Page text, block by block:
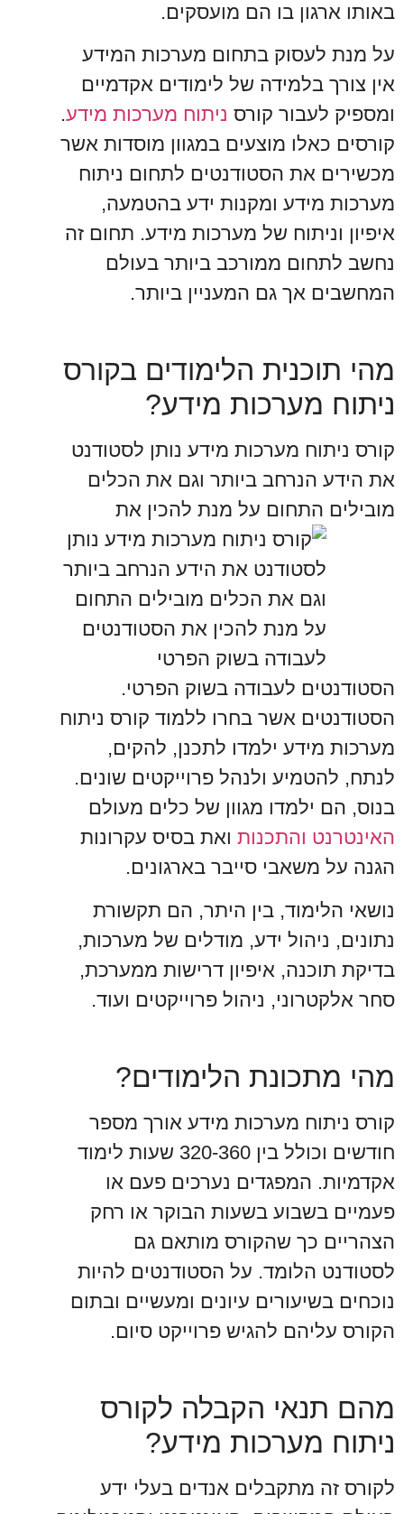
באותו ארגון בו הם מועסקים.
על מנת לעסוק בתחום מערכות המידע
אין צורך בלמידה של לימודים אקדמיים
ומספיק לעבור קורס ניתוח מערכות מידע.
קורסים כאלו מוצעים במגוון מוסדות אשר
מכשירים את הסטודנטים לתחום ניתוח
מערכות מידע ומקנות ידע בהטמעה,
איפיון וניתוח של מערכות מידע. תחום זה
נחשב לתחום ממורכב ביותר בעולם
המחשבים אך גם המעניין ביותר.
מהי תוכנית הלימודים בקורס
ניתוח מערכות מידע?
קורס ניתוח מערכות מידע נותן לסטודנט
את הידע הנרחב ביותר וגם את הכלים
מובילים התחום על מנת להכין את
הסטודנטים לעבודה בשוק הפרטי.
הסטודנטים אשר בחרו ללמוד קורס ניתוח
מערכות מידע ילמדו לתכנן, להקים,
לנתח, להטמיע ולנהל פרוייקטים שונים.
בנוס, הם ילמדו מגוון של כלים מעולם
האינטרנט והתכנות ואת בסיס עקרונות
הגנה על משאבי סייבר בארגונים.
נושאי הלימוד, בין היתר, הם תקשורת
נתונים, ניהול ידע, מודלים של מערכות,
בדיקת תוכנה, איפיון דרישות ממערכת,
סחר אלקטרוני, ניהול פרוייקטים ועוד.
מהי מתכונת הלימודים?
קורס ניתוח מערכות מידע אורך מספר
חודשים וכולל בין 320-360 שעות לימוד
אקדמיות. המפגדים נערכים פעם או
פעמיים בשבוע בשעות הבוקר או רחק
הצהריים כך שהקורס מותאם גם
לסטודנט הלומד. על הסטודנטים להיות
נוכחים בשיעורים עיונים ומעשיים ובתום
הקורס עליהם להגיש פרוייקט סיום.
מהם תנאי הקבלה לקורס
ניתוח מערכות מידע?
לקורס זה מתקבלים אנדים בעלי ידע